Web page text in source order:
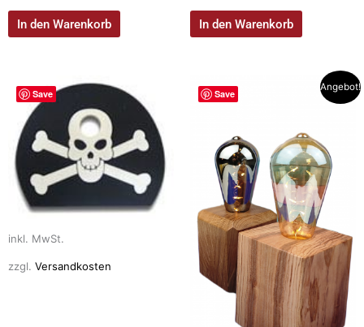
In den Warenkorb In den Warenkorb
Save
inkl. MwSt.
zzgl. Versandkosten
Dieses
Produkt
weist
mehrere
Varianten
auf.
Die
können
Save
Angebot!
Dieses
Produkt
mehrere
Varianten
Optionen
können
auf
der
Produktseite